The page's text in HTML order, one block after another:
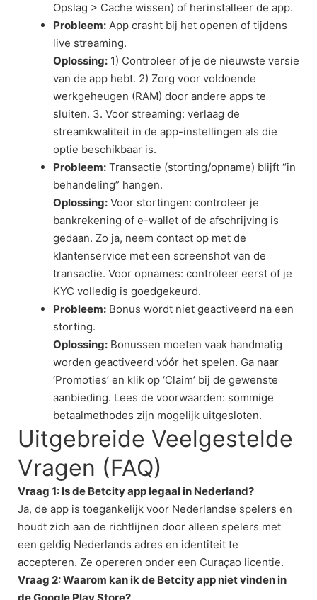
Opslag > Cache wissen) of herinstalleer de app.
Probleem: App crasht bij het openen of tijdens
live streaming.
Oplossing: 1) Controleer of je de nieuwste versie
van de app hebt. 2) Zorg voor voldoende
werkgeheugen (RAM) door andere apps te
sluiten. 3. Voor streaming: verlaag de
streamkwaliteit in de app-instellingen als die
optie beschikbaar is.
Probleem: Transactie (storting/opname) blijft “in
behandeling” hangen.
Oplossing: Voor stortingen: controleer je
bankrekening of e-wallet of de afschrijving is
gedaan. Zo ja, neem contact op met de
klantenservice met een screenshot van de
transactie. Voor opnames: controleer eerst of je
KYC volledig is goedgekeurd.
Probleem: Bonus wordt niet geactiveerd na een
storting.
Oplossing: Bonussen moeten vaak handmatig
worden geactiveerd vóór het spelen. Ga naar
‘Promoties’ en klik op ‘Claim’ bij de gewenste
aanbieding. Lees de voorwaarden: sommige
betaalmethodes zijn mogelijk uitgesloten.
Uitgebreide Veelgestelde
Vragen (FAQ)
Vraag 1: Is de Betcity app legaal in Nederland?
Ja, de app is toegankelijk voor Nederlandse spelers en
houdt zich aan de richtlijnen door alleen spelers met
een geldig Nederlands adres en identiteit te
accepteren. Ze opereren onder een Curaçao licentie.
Vraag 2: Waarom kan ik de Betcity app niet vinden in